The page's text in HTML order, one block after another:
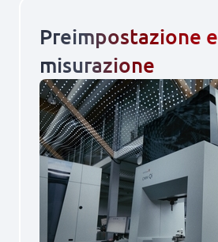
Preimpostazione e
misurazione